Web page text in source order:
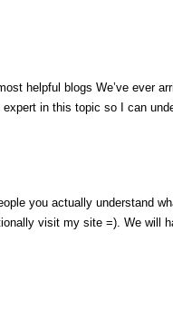
helpful blogs We’ve ever
in this topic so I can
you actually understand
visit my site =). We will